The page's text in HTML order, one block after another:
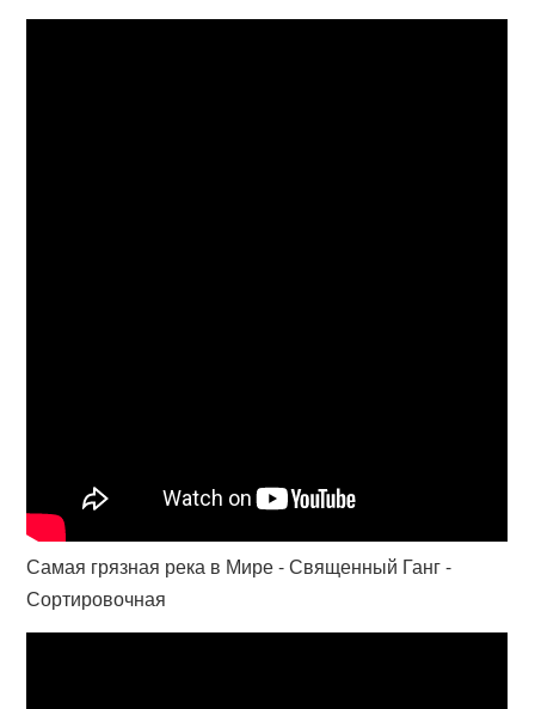
Самая грязная река в Мире - Священный Ганг -
Сортировочная